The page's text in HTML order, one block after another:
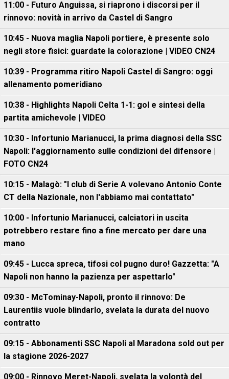
11:00 - Futuro Anguissa, si riaprono i discorsi per il
rinnovo: novità in arrivo da Castel di Sangro
10:45 - Nuova maglia Napoli portiere, è presente solo
negli store fisici: guardate la colorazione | VIDEO CN24
10:39 - Programma ritiro Napoli Castel di Sangro: oggi
allenamento pomeridiano
10:38 - Highlights Napoli Celta 1-1: gol e sintesi della
partita amichevole | VIDEO
10:30 - Infortunio Marianucci, la prima diagnosi della SSC
Napoli: l'aggiornamento sulle condizioni del difensore |
FOTO CN24
10:15 - Malagò: "I club di Serie A volevano Antonio Conte
CT della Nazionale, non l'abbiamo mai contattato"
10:00 - Infortunio Marianucci, calciatori in uscita
potrebbero restare fino a fine mercato per dare una
mano
09:45 - Lucca spreca, tifosi col pugno duro! Gazzetta: "A
Napoli non hanno la pazienza per aspettarlo"
09:30 - McTominay-Napoli, pronto il rinnovo: De
Laurentiis vuole blindarlo, svelata la durata del nuovo
contratto
09:15 - Abbonamenti SSC Napoli al Maradona sold out per
la stagione 2026-2027
09:00 - Rinnovo Meret-Napoli, svelata la volontà del